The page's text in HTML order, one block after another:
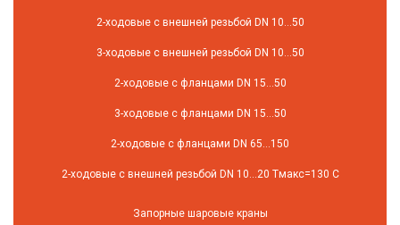
2-ходовые с внешней резьбой DN 10...50
3-ходовые с внешней резьбой DN 10...50
2-ходовые с фланцами DN 15...50
3-ходовые с фланцами DN 15...50
2-ходовые с фланцами DN 65...150
2-ходовые с внешней резьбой DN 10...20 Tмакс=130 C
Запорные шаровые краны